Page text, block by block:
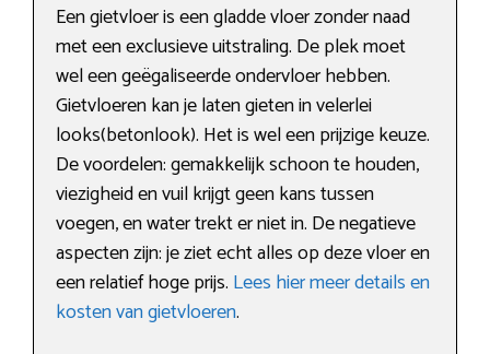
Een gietvloer is een gladde vloer zonder naad
met een exclusieve uitstraling. De plek moet
wel een geëgaliseerde ondervloer hebben.
Gietvloeren kan je laten gieten in velerlei
looks(betonlook). Het is wel een prijzige keuze.
De voordelen: gemakkelijk schoon te houden,
viezigheid en vuil krijgt geen kans tussen
voegen, en water trekt er niet in. De negatieve
aspecten zijn: je ziet echt alles op deze vloer en
een relatief hoge prijs. Lees hier meer details en
kosten van gietvloeren.